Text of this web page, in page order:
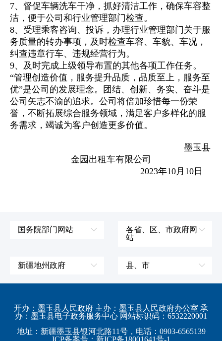
7、督促车辆洗车干净，抓好清洁工作，确保车容整
洁，便于公司和行业管理部门检查。
8、受理乘客咨询、投诉，办理行业管理部门关于服
务质量的转办事项，及时检查车容、车貌、车况，
纠查违章行车、违规经营行为。
9、及时完成上级领导布置的其他各项工作任务。
“管理创造价值，服务提升品质，品质至上，服务至
优”是公司的发展理念。团结、创新、务实、奋斗是
公司矢志不渝的追求。公司将倍加珍惜每一份荣
誉，不断拓展综合服务领域，满足客户多样化的服
务需求，竭诚为客户创造更多价值。
墨玉县
金园出租车有限公司
2023年10月10日
国务院部门网站
国防部
教育部
工业和信息化部
各省、区、市政府网
站
江苏省
浙江省
新疆地州政府
伊犁哈萨克自治州
阿勒泰地区
博尔塔拉蒙古自治州
县、市
皮山县
策勒县
民丰县
开办：墨玉县人民政府 主办：墨玉县人民政府办公室 承
办：墨玉县电子政务服务中心 网站标识码：6532220001
地址：新疆墨玉县银河北路11号，电话：0903-6565139
ICP备案号：新ICP备18001641号-1